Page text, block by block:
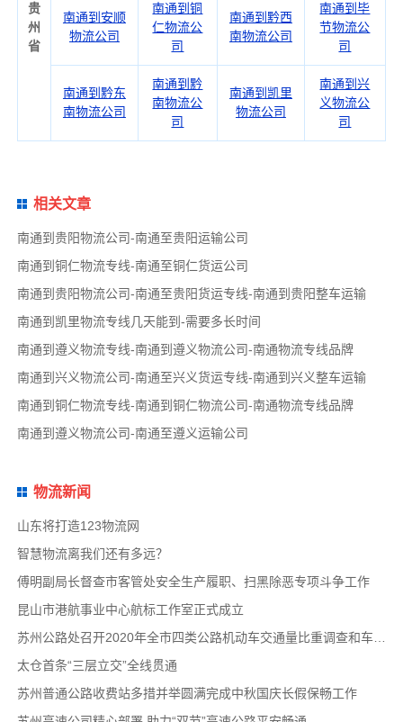
贵
州
省
南通到安顺
物流公司
南通到铜
仁物流公
司
南通到黔西
南物流公司
南通到毕
节物流公
司
南通到黔东
南物流公司
南通到黔
南物流公
司
南通到凯里
物流公司
南通到兴
义物流公
司
相关文章
南通到贵阳物流公司-南通至贵阳运输公司
南通到铜仁物流专线-南通至铜仁货运公司
南通到贵阳物流公司-南通至贵阳货运专线-南通到贵阳整车运输
南通到凯里物流专线几天能到-需要多长时间
南通到遵义物流专线-南通到遵义物流公司-南通物流专线品牌
南通到兴义物流公司-南通至兴义货运专线-南通到兴义整车运输
南通到铜仁物流专线-南通到铜仁物流公司-南通物流专线品牌
南通到遵义物流公司-南通至遵义运输公司
物流新闻
山东将打造123物流网
智慧物流离我们还有多远？
傅明副局长督查市客管处安全生产履职、扫黑除恶专项斗争工作
昆山市港航事业中心航标工作室正式成立
苏州公路处召开2020年全市四类公路机动车交通量比重调查和车速调查布置会
太仓首条“三层立交”全线贯通
苏州普通公路收费站多措并举圆满完成中秋国庆长假保畅工作